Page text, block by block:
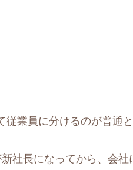
業員に分けるのが普通
社長になってから、会社